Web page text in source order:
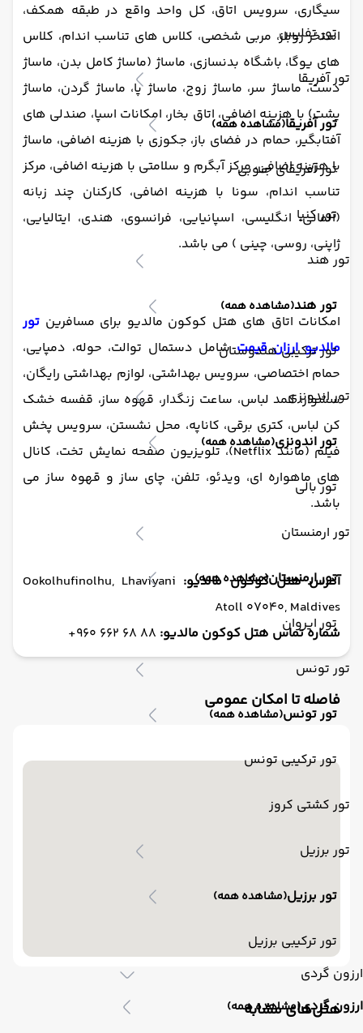
تور تفلیس
تور آفریقا
تور آفریقا(مشاهده همه)
تور آفریقای جنوبی
تور کنیا
تور هند
تور هند(مشاهده همه)
تور ترکیبی هندوستان
تور اندونزی
تور اندونزی(مشاهده همه)
تور بالی
تور ارمنستان
تور ارمنستان(مشاهده همه)
تور ایروان
تور تونس
تور تونس(مشاهده همه)
تور ترکیبی تونس
تور کشتی کروز
تور برزیل
تور برزیل(مشاهده همه)
تور ترکیبی برزیل
ارزون گردی
ارزون گردی(مشاهده همه)
سیگاری، سرویس اتاق، کل واحد واقع در طبقه همکف،
استخر روباز، مربی شخصی، کلاس های تناسب اندام، کلاس
های یوگا، باشگاه بدنسازی، ماساژ (ماساژ کامل بدن، ماساژ
دست، ماساژ سر، ماساژ زوج، ماساژ پا، ماساژ گردن، ماساژ
پشت) با هزینه اضافی، اتاق بخار، امکانات اسپا، صندلی های
آفتابگیر، حمام در فضای باز، جکوزی با هزینه اضافی، ماساژ
با هزینه اضافی، مرکز آبگرم و سلامتی با هزینه اضافی، مرکز
تناسب اندام، سونا با هزینه اضافی، کارکنان چند زبانه
(آلمانی، انگلیسی، اسپانیایی، فرانسوی، هندی، ایتالیایی،
ژاپنی، روسی، چینی ) می باشد.
امکانات اتاق های هتل کوکون مالدیو برای مسافرین تور
مالدیو ارزان قیمتشامل دستمال توالت، حوله، دمپایی،
حمام اختصاصی، سرویس بهداشتی، لوازم بهداشتی رایگان،
سشوار، کمد لباس، ساعت زنگدار، قهوه ساز، قفسه خشک
کن لباس، کتری برقی، کاناپه، محل نشستن، سرویس پخش
فیلم (مانند Netflix)، تلویزیون صفحه نمایش تخت، کانال
های ماهواره ای، ویدئو، تلفن، چای ساز و قهوه ساز می
باشد.
آدرس هتل کوکون مالدیو: Ookolhufinolhu, Lhaviyani
Atoll 07040, Maldives
شماره تماس هتل کوکون مالدیو:
فاصله تا امکان عمومی
‌هتل‌های مشابه